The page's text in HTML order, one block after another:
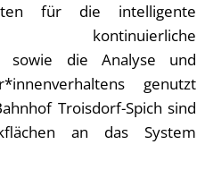
für die intelligente
kontinuierliche
sowie die Analyse und
genutzt
Troisdorf-Spich sind
an das System